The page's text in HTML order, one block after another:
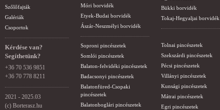
Szőlőfajták
Galériák
Csoportok
Kérdése van?
Segíthetünk?
+36 70 536 9851
+36 70 778 8211
2021 - 2025.03
(c) Borterasz.hu
Móri borvidék
Etyek-Budai borvidék
Ászár-Neszmélyi borvidék
Soproni pincészetek
Somlói pincészetek
Balaton-felvidéki pincészetek
Badacsonyi pincészetek
Balatonfüred-Csopaki
pincészetek
Balatonboglári pincészetek
Bükki borvidék
Tokaj-Hegyaljai borvidék
Tolnai pincészetek
Szekszárdi pincészetek
Pécsi pincészetek
Villányi pincészetek
Kunsági pincészetek
Mátrai pincészetek
Egri pincészetek